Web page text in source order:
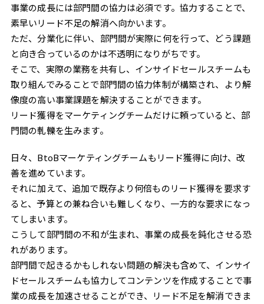
事業の成長には部門間の協力は必須です。協力することで、
素早いリード不足の解消へ向かいます。
ただ、分業化に伴い、部門間が実際に何を行って、どう課題
と向き合っているのかは不透明になりがちです。
そこで、実際の業務を共有し、インサイドセールスチームも
取り組んでみることで部門間の協力体制が構築され、より解
像度の高い事業課題を解決することができます。
リード獲得をマーケティングチームだけに頼っていると、部
門間の軋轢を生みます。
日々、BtoBマーケティングチームもリード獲得に向け、改
善を進めています。
それに加えて、追加で既存より何倍ものリード獲得を要求す
ると、予算との兼ね合いも難しくなり、一方的な要求になっ
てしまいます。
こうして部門間の不和が生まれ、事業の成長を鈍化させる恐
れがあります。
部門間で起きるかもしれない問題の解決も含めて、インサイ
ドセールスチームも協力してコンテンツを作成することで事
業の成長を加速させることができ、リード不足を解消できま